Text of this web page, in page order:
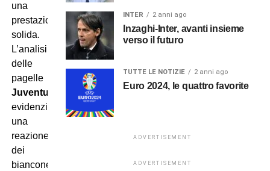
una
prestazione
solida.
L’analisi
delle
pagelle
Juventus
evidenzia
una
reazione
dei
bianconeri
INTER 2 anni ago
Inzaghi-Inter, avanti insieme
verso il futuro
TUTTE LE NOTIZIE 2 anni ago
Euro 2024, le quattro favorite
ADVERTISEMENT
ADVERTISEMENT